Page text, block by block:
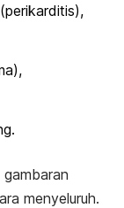
menyeluruh.